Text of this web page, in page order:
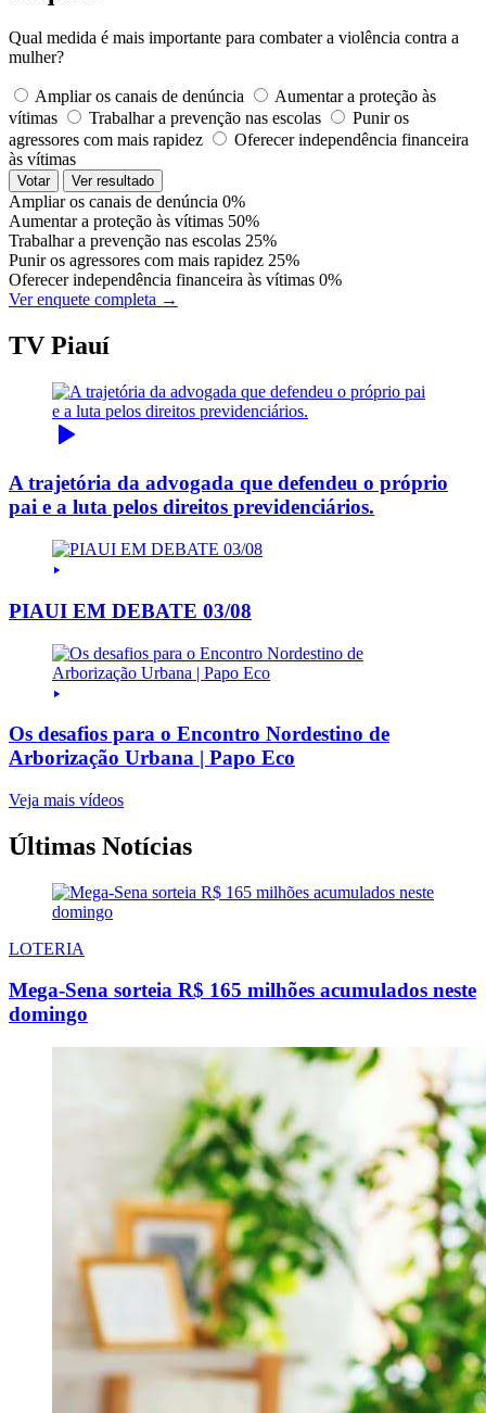
Qual medida é mais importante para combater a violência contra a
mulher?
Ampliar os canais de denúncia
Aumentar a proteção às
vítimas
Trabalhar a prevenção nas escolas
Punir os
agressores com mais rapidez
Oferecer independência financeira
às vítimas
Votar Ver resultado
Ampliar os canais de denúncia 0%
Aumentar a proteção às vítimas 50%
Trabalhar a prevenção nas escolas 25%
Punir os agressores com mais rapidez 25%
Oferecer independência financeira às vítimas 0%
Ver enquete completa →
TV Piauí
A trajetória da advogada que defendeu o próprio
pai e a luta pelos direitos previdenciários.
PIAUI EM DEBATE 03/08
Os desafios para o Encontro Nordestino de
Arborização Urbana | Papo Eco
Veja mais vídeos
Últimas Notícias
LOTERIA
Mega-Sena sorteia R$ 165 milhões acumulados neste
domingo